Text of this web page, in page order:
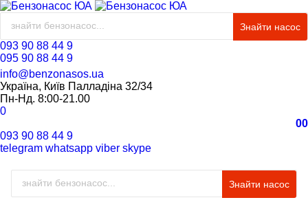
Знайти насос
093 90 88 44 9
095 90 88 44 9
info@benzonasos.ua
Україна, Київ Палладіна 32/34
Пн-Нд. 8:00-21.00
0
00
093 90 88 44 9
telegram whatsapp viber skype
Знайти насос